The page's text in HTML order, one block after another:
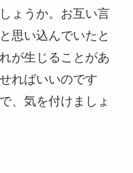
ょうか。お互い言
思い込んでいたと
が生じることがあ
ればいいのです
、気を付けましょ